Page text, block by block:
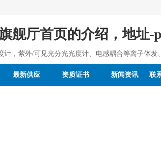
舰厅首页的介绍，地址-
，紫外/可见光分光光度计、电感耦合等离子体发
最新供应 资质证书 新闻资讯